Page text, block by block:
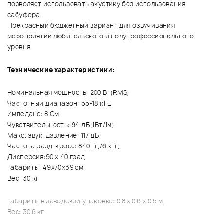
позволяет использовать акустику без использования
сабуфера.
Прекрасный бюджетный вариант для озвучивания
мероприятий любительского и полупрофессионального
уровня.
Технические характеристики:
Номинальная мощность: 200 Вт(RMS)
Частотный диапазон: 55-18 кГц
Импеданс: 8 Ом
Чувствительность: 94 дБ(1Вт/1м)
Макс. звук. давление: 117 дБ
Частота разд. кросс: 840 Гц/6 кГц
Дисперсия:90 х 40 град
Габариты: 49х70х39 см
Вес: 30 кг
Габариты в заводской упаковке: 0.8 x 0.6 x 0.5 м.
Вес: 30.6 кг